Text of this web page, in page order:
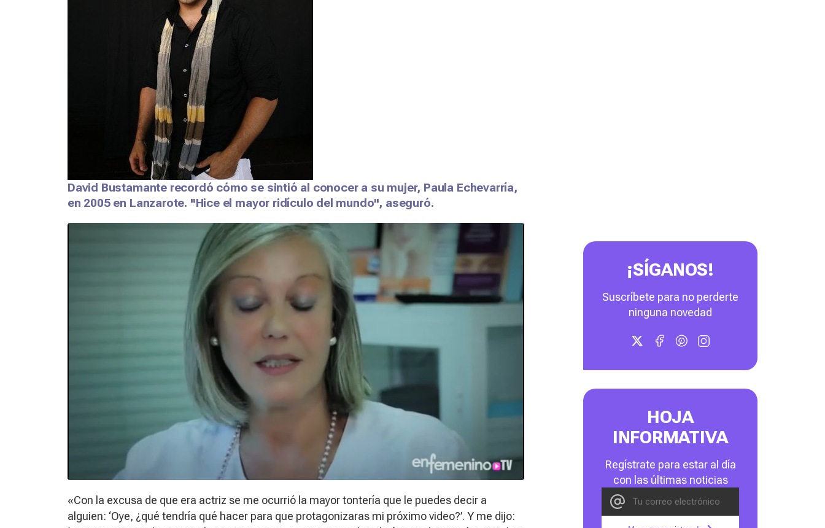
David Bustamante recordó cómo se sintió al conocer a su mujer, Paula Echevarría,
en 2005 en Lanzarote. "Hice el mayor ridículo del mundo", aseguró.
«Con la excusa de que era actriz se me ocurrió la mayor tontería que le puedes decir a
alguien: ‘Oye, ¿qué tendría qué hacer para que protagonizaras mi próximo video?’. Y me dijo:
¡SÍGANOS!
Suscríbete para no perderte
ninguna novedad
HOJA
INFORMATIVA
Regístrate para estar al día
con las últimas noticias